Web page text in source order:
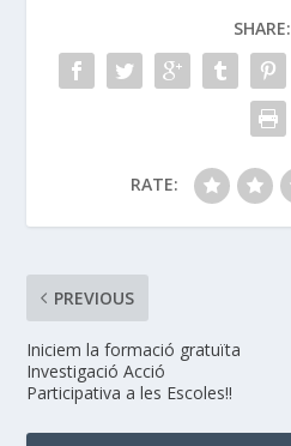
SHARE:
RATE:
PREVIOUS
Iniciem la formació gratuïta
Investigació Acció
Participativa a les Escoles!!